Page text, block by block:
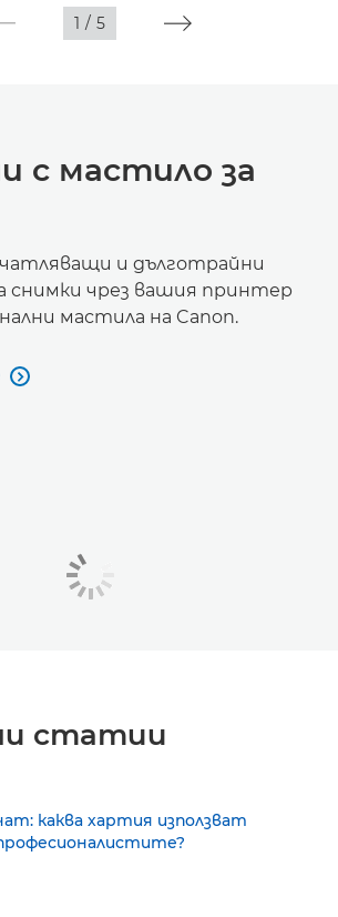
1 / 5
с мастило за
и дълготрайни
снимки чрез вашия принтер
мастила на Canon.

статии